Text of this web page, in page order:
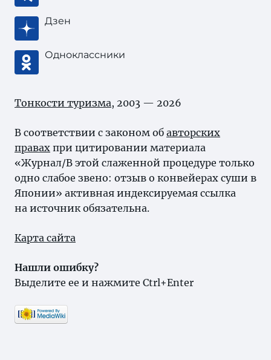
Дзен
Одноклассники
Тонкости туризма, 2003 — 2026
В соответствии с законом об авторских
правах при цитировании материала
«Журнал/В этой слаженной процедуре только
одно слабое звено: отзыв о конвейерах суши в
Японии» активная индексируемая ссылка
на источник обязательна.
Карта сайта
Нашли ошибку?
Выделите ее и нажмите Ctrl+Enter